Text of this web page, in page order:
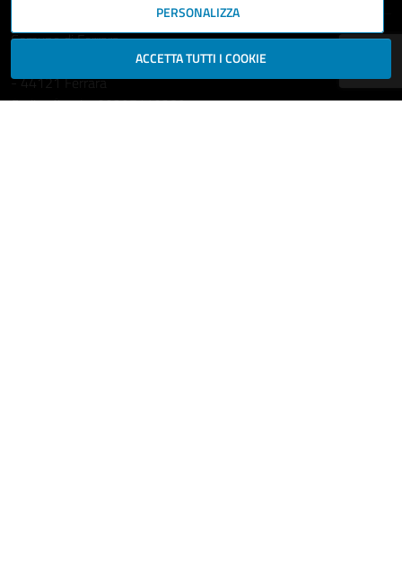
Comune di Ferrara
Piazza del Municipio, 2
- 44121 Ferrara
Codice fiscale: 00297110389
PERSONALIZZA
ACCETTA TUTTI I COOKIE